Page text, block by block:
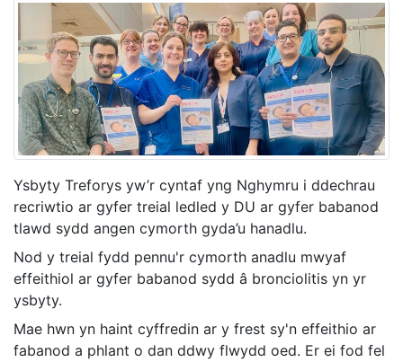
Ysbyty Treforys yw’r cyntaf yng Nghymru i ddechrau
recriwtio ar gyfer treial ledled y DU ar gyfer babanod
tlawd sydd angen cymorth gyda’u hanadlu.
Nod y treial fydd pennu'r cymorth anadlu mwyaf
effeithiol ar gyfer babanod sydd â bronciolitis yn yr
ysbyty.
Mae hwn yn haint cyffredin ar y frest sy'n effeithio ar
fabanod a phlant o dan ddwy flwydd oed. Er ei fod fel